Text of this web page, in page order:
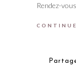
Rendez-